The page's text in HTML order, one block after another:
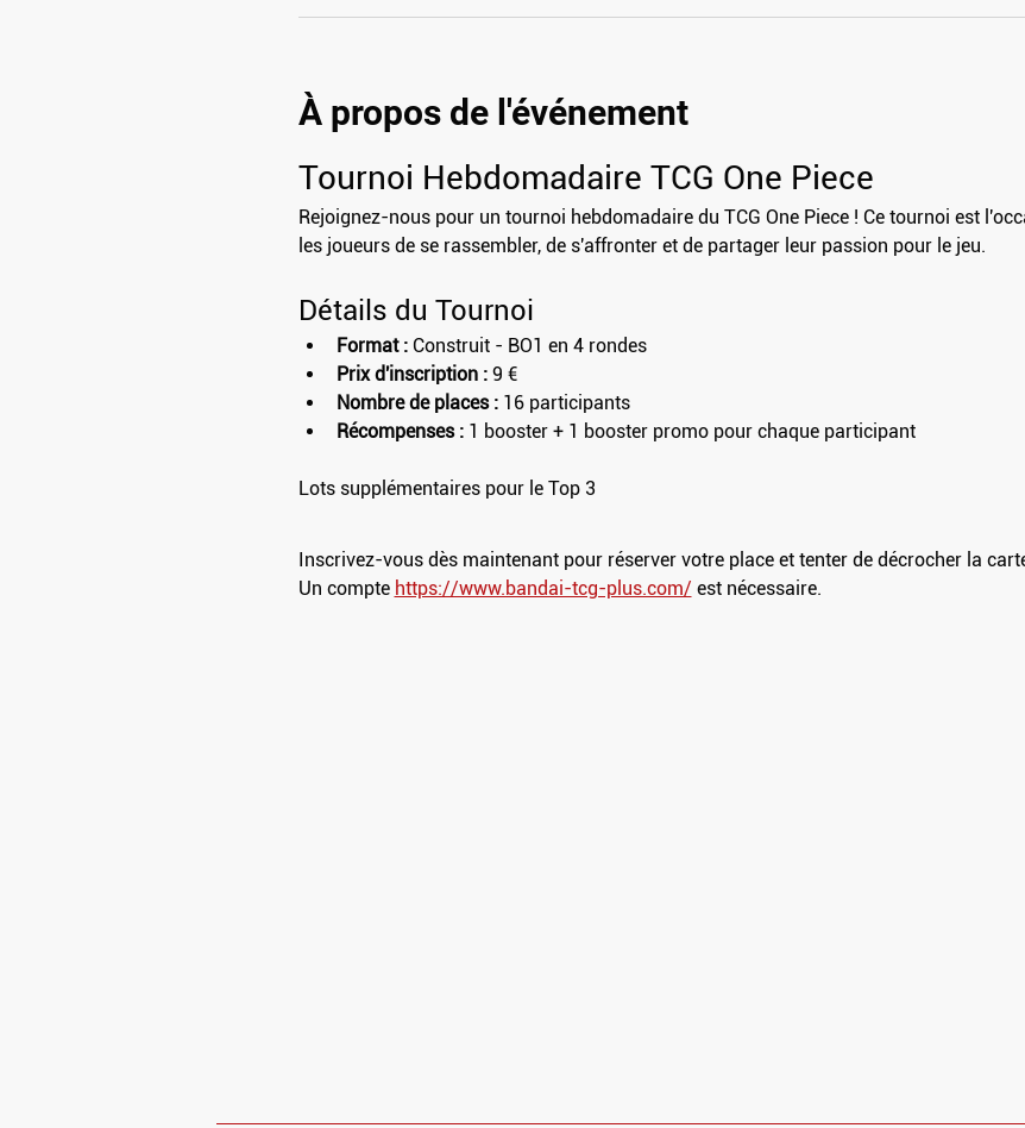
À propos de l'événement
Tournoi Hebdomadaire TCG One Piece
Rejoignez-nous pour un tournoi hebdomadaire du TCG One Piece ! Ce tournoi est
les joueurs de se rassembler, de s'affronter et de partager leur passion pour le jeu.
Détails du Tournoi
Format : Construit - BO1 en 4 rondes
Prix d'inscription : 9 €
Nombre de places : 16 participants
Récompenses : 1 booster + 1 booster promo pour chaque participant
Lots supplémentaires pour le Top 3
Inscrivez-vous dès maintenant pour réserver votre place et tenter de décrocher la
Un compte https://www.bandai-tcg-plus.com/ est nécessaire.